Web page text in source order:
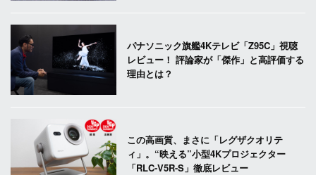
パナソニック旗艦4Kテレビ「Z95C」視聴
レビュー！ 評論家が「傑作」と高評価する
理由とは？
この高画質、まさに「レグザクオリテ
ィ」。“映える”小型4Kプロジェクター
「RLC-V5R-S」徹底レビュー